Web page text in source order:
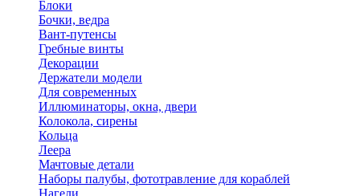
Блоки
Бочки, ведра
Вант-путенсы
Гребные винты
Декорации
Держатели модели
Для современных
Иллюминаторы, окна, двери
Колокола, сирены
Кольца
Леера
Мачтовые детали
Наборы палубы, фототравление для кораблей
Нагели